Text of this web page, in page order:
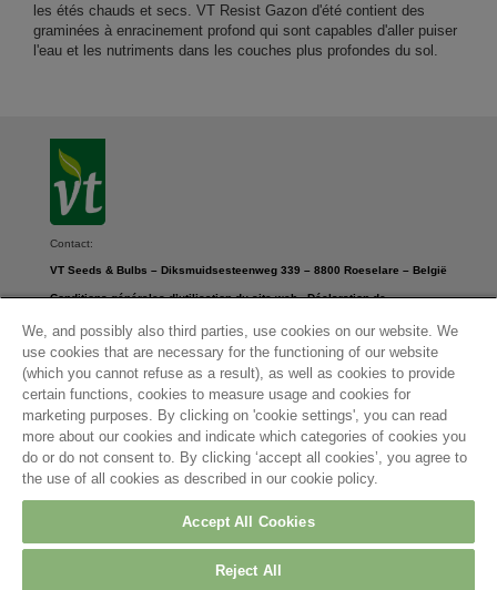
les étés chauds et secs. VT Resist Gazon d'été contient des
graminées à enracinement profond qui sont capables d'aller puiser
l'eau et les nutriments dans les couches plus profondes du sol.
Contact:
VT Seeds & Bulbs – Diksmuidsesteenweg 339 – 8800 Roeselare – België
Conditions générales d’utilisation du site web-Déclaration de
cookies
© 2026
A propos de Arvesta
Contact
Siège social :
3012 Leuven
We, and possibly also third parties, use cookies on our website. We
use cookies that are necessary for the functioning of our website
(which you cannot refuse as a result), as well as cookies to provide
certain functions, cookies to measure usage and cookies for
marketing purposes. By clicking on 'cookie settings', you can read
more about our cookies and indicate which categories of cookies you
do or do not consent to. By clicking ‘accept all cookies’, you agree to
the use of all cookies as described in our cookie policy.
Accept All Cookies
Reject All